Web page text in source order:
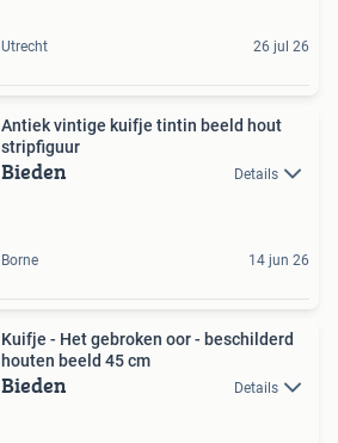
Utrecht 26 jul 26
Antiek vintige kuifje tintin beeld hout
stripfiguur
Bieden Details
Borne 14 jun 26
Kuifje - Het gebroken oor - beschilderd
houten beeld 45 cm
Bieden Details